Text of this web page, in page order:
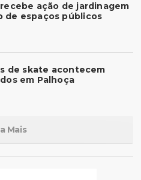
ação de jardinagem
de espaços públicos
de skate acontecem
em Palhoça
Mais